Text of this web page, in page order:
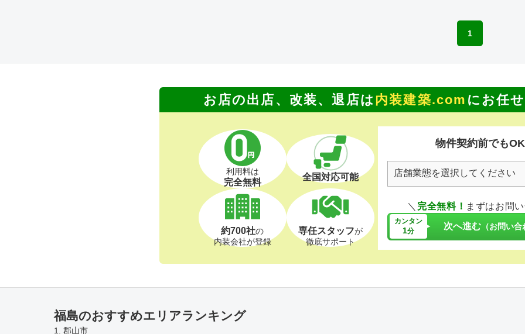
1
お店の出店、改装、退店は 内装建築.com にお任
利用料は
完全無料 全国対応可能
約700社の
内装会社が登録
専任スタッフが
徹底サポート
物件契約前でもOK
＼ 完全無料！ まずはお問
カンタン
1分 次へ進む（お問い合
福島のおすすめエリアランキング
1. 郡山市